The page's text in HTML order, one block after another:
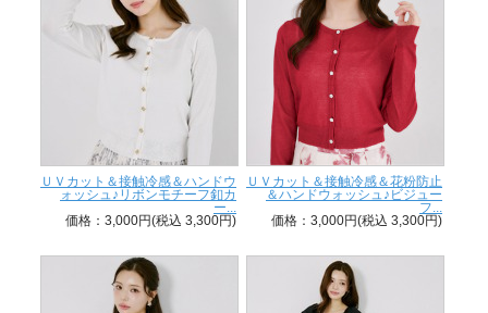
ＵＶカット＆接触冷感＆ハンドウ
ォッシュ♪リボンモチーフ釦カ
ー...
価格：3,000円(税込 3,300円)
ＵＶカット＆接触冷感＆花粉防止
＆ハンドウォッシュ♪ビジュー
フ...
価格：3,000円(税込 3,300円)